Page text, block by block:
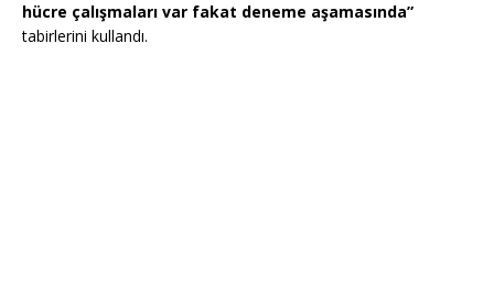
hücre çalışmaları var fakat deneme aşamasında”
tabirlerini kullandı.